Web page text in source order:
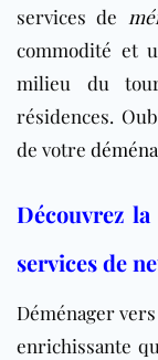
services de
commodité et
milieu du
résidences.
de votre
Découvrez
services de
Déménager
enrichissante